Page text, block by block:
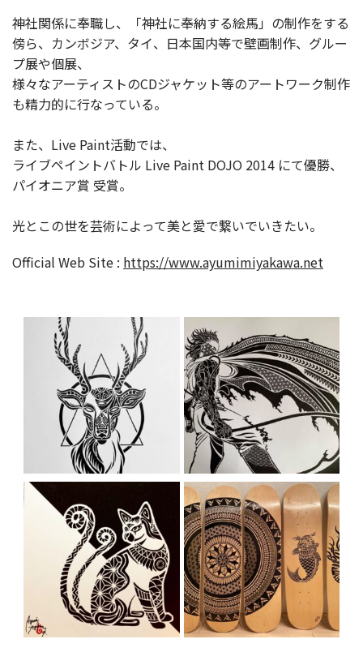
神社関係に奉職し、「神社に奉納する絵馬」の制作をする
傍ら、カンボジア、タイ、日本国内等で壁画制作、グルー
プ展や個展、
様々なアーティストのCDジャケット等のアートワーク制作
も精力的に行なっている。
また、Live Paint活動では、
ライブペイントバトル Live Paint DOJO 2014 にて優勝、
パイオニア賞 受賞。
光とこの世を芸術によって美と愛で繋いでいきたい。
Official Web Site : https://www.ayumimiyakawa.net